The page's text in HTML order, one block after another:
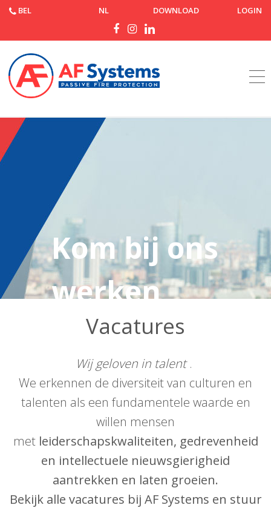
BEL NL DOWNLOAD LOGIN
Startpagina
Kom bij ons
werken
Vacatures
Wij geloven in talent.
We erkennen de diversiteit van culturen en
talenten als een fundamentele waarde en
willen mensen
met leiderschapskwaliteiten, gedrevenheid
en intellectuele nieuwsgierigheid
aantrekken en laten groeien.
Bekijk alle vacatures bij AF Systems en stuur